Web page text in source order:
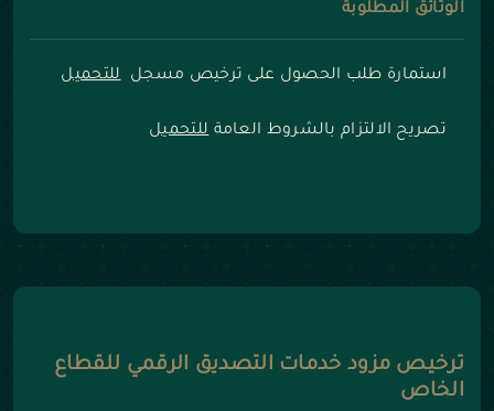
الوثائق المطلوبة
استمارة طلب الحصول على ترخيص مسجلللتحميل
تصريح الالتزام بالشروط العامةللتحميل
ترخيص مزود خدمات التصديق الرقمي للقطاع
الخاص